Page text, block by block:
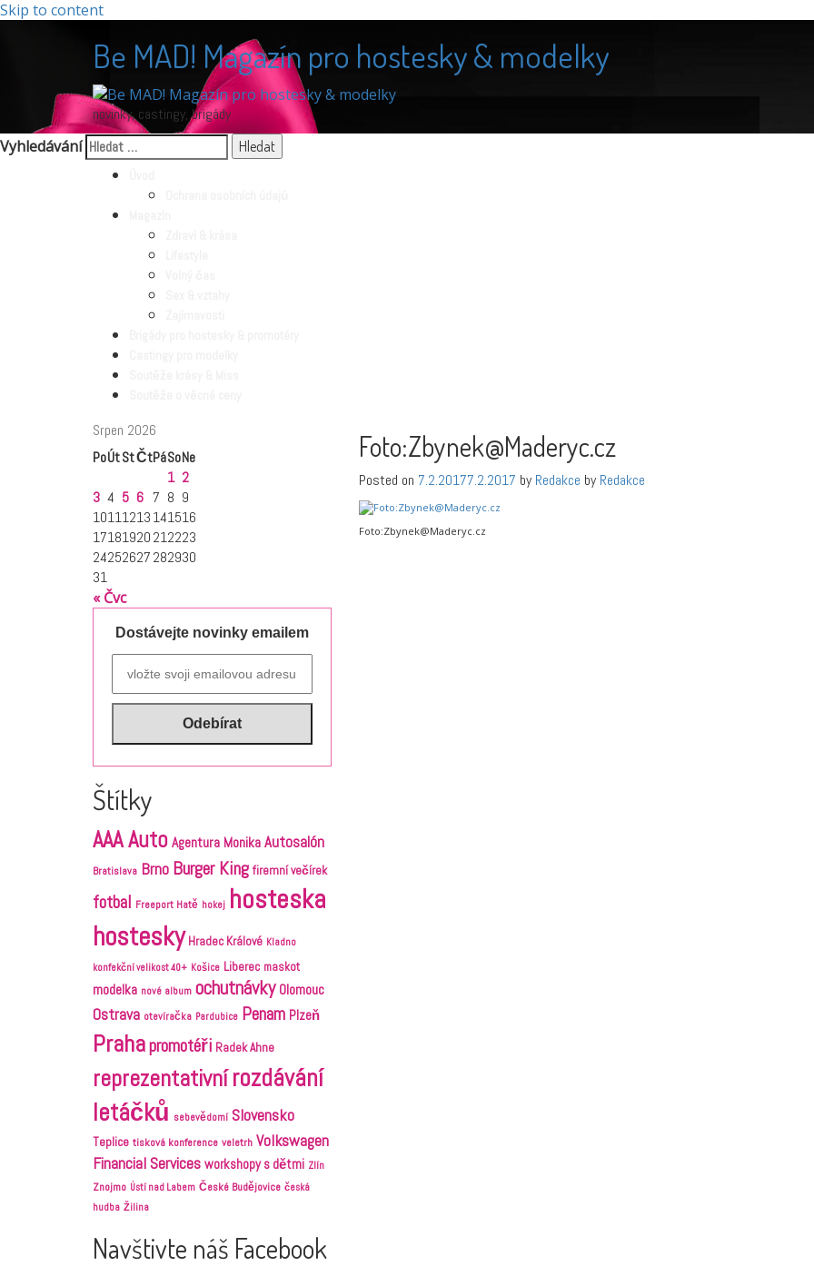
Skip to content
Be MAD! Magazín pro hostesky & modelky
novinky, castingy, brigády
Vyhledávání
Srpen 2026
PoÚtStČtPáSoNe
1 2
3 4 5 6 7 8 9
10111213141516
17181920212223
24252627282930
31
« Čvc
Dostávejte novinky emailem
Štítky
AAA Auto Agentura Monika Autosalón
Bratislava Brno Burger King firemní večírek
fotbal Freeport Hatě hokej hosteska
hostesky Hradec Králové Kladno
konfekční velikost 40+ Košice Liberec maskot
modelka nové album ochutnávky Olomouc
Ostrava otevíračka Pardubice Penam Plzeň
Prahapromotéři Radek Ahne
reprezentativnírozdávání
letáčků sebevědomí Slovensko
Teplice tisková konference veletrh Volkswagen
Financial Services workshopy s dětmi Zlín
Znojmo Ústí nad Labem České Budějovice česká
hudba Žilina
Navštivte náš Facebook
Foto:Zbynek@Maderyc.cz
Posted on 7.2.20177.2.2017 byRedakce byRedakce
Foto:Zbynek@Maderyc.cz